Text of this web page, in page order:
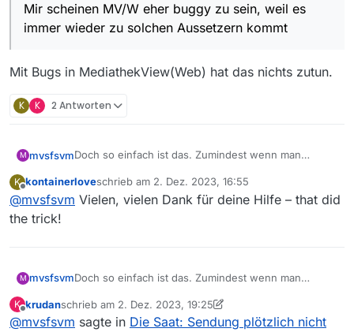
Mir scheinen MV/W eher buggy zu sein, weil es
immer wieder zu solchen Aussetzern kommt
Mit Bugs in MediathekView(Web) hat das nichts zutun.
K K 2 Antworten
M mvsfsvmDoch so einfach ist das. Zumindest wenn man
muss man leider warten, bis die Sendungen wieder
in der Liste auftauchen oder Alternativen nutzen.
@krudansagte in Die Saat: Sendung plötzlich nicht
mehr in der Liste:
zutun.
K
Offline
kontainerloveschrieb am 2. Dez. 2023, 16:55
zuletzt editiert von
@mvsfsvm Vielen, vielen Dank für deine Hilfe – that did
the trick!
M mvsfsvmDoch so einfach ist das. Zumindest wenn man
muss man leider warten, bis die Sendungen wieder
in der Liste auftauchen oder Alternativen nutzen.
@krudan sagte inDie Saat: Sendung plötzlich nicht
mehr in der Liste:
K
Offline
krudanschrieb am 2. Dez. 2023, 19:25
zuletzt editiert von krudan12. Feb. 2023, 20:35
@mvsfsvm sagte in Die Saat: Sendung plötzlich nicht